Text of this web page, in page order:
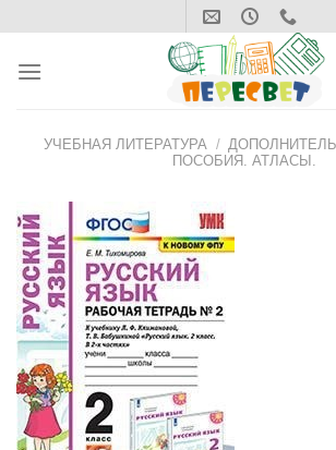
content
УЧЕБНАЯ ЛИТЕРАТУРА /
ПОСОБИЯ. АТЛАСЫ.